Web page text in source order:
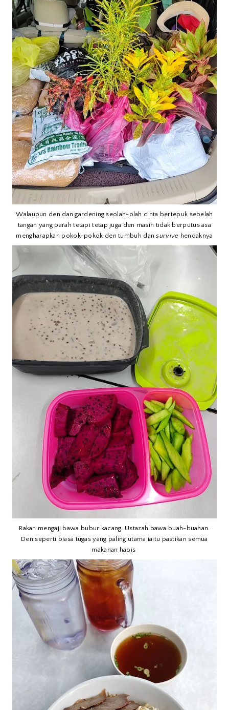
Walaupun den dan gardening seolah-olah cinta bertepuk sebelah
tangan yang parah tetapi tetap juga den masih tidak berputus asa
mengharapkan pokok-pokok den tumbuh dansurvive hendaknya
Rakan mengaji bawa bubur kacang. Ustazah bawa buah-buahan.
Den seperti biasa tugas yang paling utama iaitu pastikan semua
makanan habis